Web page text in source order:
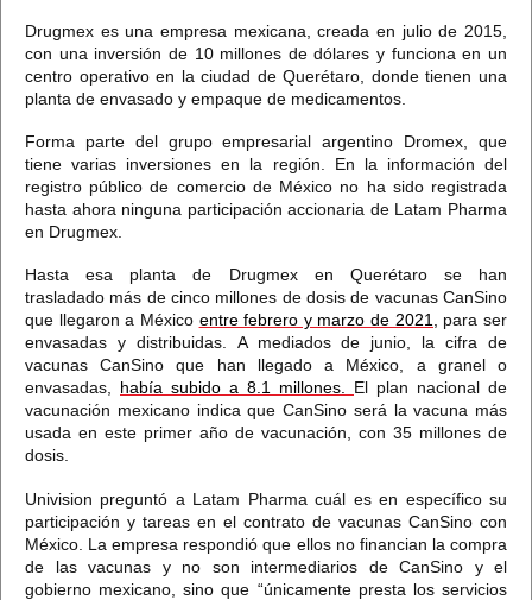
Drugmex es una empresa mexicana,creada en julio de 2015,
con una inversión de 10 millones de dólares y funciona en un
centro operativo en la ciudad de Querétaro, donde tienen una
planta de envasado y empaque de medicamentos.
Forma parte del grupo empresarial argentino Dromex, que
tiene varias inversiones en la región. En la información del
registro público de comercio de México no ha sido registrada
hasta ahora ninguna participación accionaria de Latam Pharma
en Drugmex.
Hasta esa planta de Drugmex en Querétaro se han
trasladado más de cinco millones de dosis de vacunas CanSino
que llegaron a México entre febrero y marzo de 2021, para ser
envasadas y distribuidas. A mediados de junio, la cifra de
vacunas CanSino que han llegado a México, a granel o
envasadas, había subido a 8.1 millones. El plan nacional de
vacunación mexicano indica que CanSino será la vacuna más
usada en este primer año de vacunación, con 35 millones de
dosis.
Univision preguntó a Latam Pharma cuál es en específico su
participación y tareas en el contrato de vacunas CanSino con
México. La empresa respondióque ellos no financian la compra
de las vacunas y no son intermediarios de CanSino y el
gobierno mexicano,sino que “únicamente presta los servicios